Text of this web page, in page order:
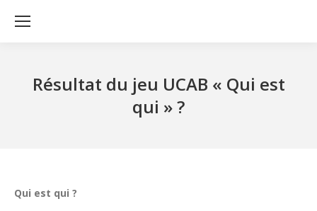
Résultat du jeu UCAB « Qui est
qui » ?
Qui est qui ?